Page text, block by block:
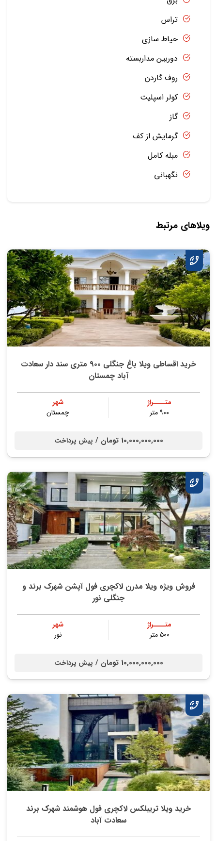
تراس
حیاط سازی
دوربین مداربسته
روف گاردن
کولر اسپلیت
گاز
گرمایش از کف
مبله کامل
نگهبانی
ویلاهای مرتبط
خرید اقساطی ویلا باغ جنگلی ۹۰۰ متری سند دار سعادت
آباد چمستان
متــــراژ
۹۰۰ متر
شهر
چمستان
10,000,000,000 تومان / پیش پرداخت
فروش ویژه ویلا مدرن لاکچری فول آپشن شهرک برند و
جنگلی نور
متــــراژ
۵۰۰ متر
شهر
نور
10,000,000,000 تومان / پیش پرداخت
خرید ویلا تریبلکس لاکچری فول هوشمند شهرک برند
سعادت آباد